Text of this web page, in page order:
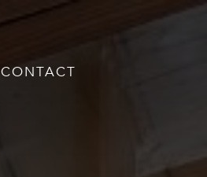
CONTACT